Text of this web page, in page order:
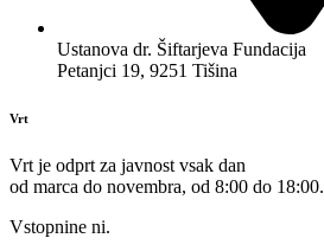
Ustanova dr. Šiftarjeva Fundacija
Petanjci 19, 9251 Tišina
Vrt
Vrt je odprt za javnost vsak dan
od marca do novembra, od 8:00 do 18:00.
Vstopnine ni.